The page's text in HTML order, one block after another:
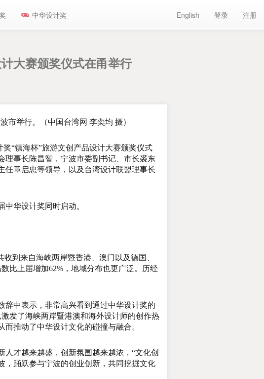
中华设计奖 English 登录 注册
大赛颁奖仪式在甬举行
市举行。（中国台湾网 李奕均 摄）
“镇海杯”旅游文创产品设计大赛颁奖仪式
理事长陈昌智，宁波市委副书记、市长裘东
任章启忠等领导，以及台湾设计联盟理事长
华设计奖同时启动。
到来自海峡两岸暨香港、澳门以及德国、
比上届增加62%，地域分布也更广泛。历经
中表示，非常高兴看到通过中华设计奖的
发了海峡两岸暨港澳和海外设计师的创作热
推动了中华设计文化的碰撞与融合。
才越来越盛，创新氛围越来越浓，“文化创
，踊跃参与宁波的创业创新，共同挖掘文化